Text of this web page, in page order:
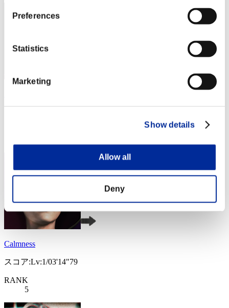
Preferences
Statistics
Marketing
Show details
Allow all
Deny
Calmness
スコア:Lv:1/03'14"79
RANK
5